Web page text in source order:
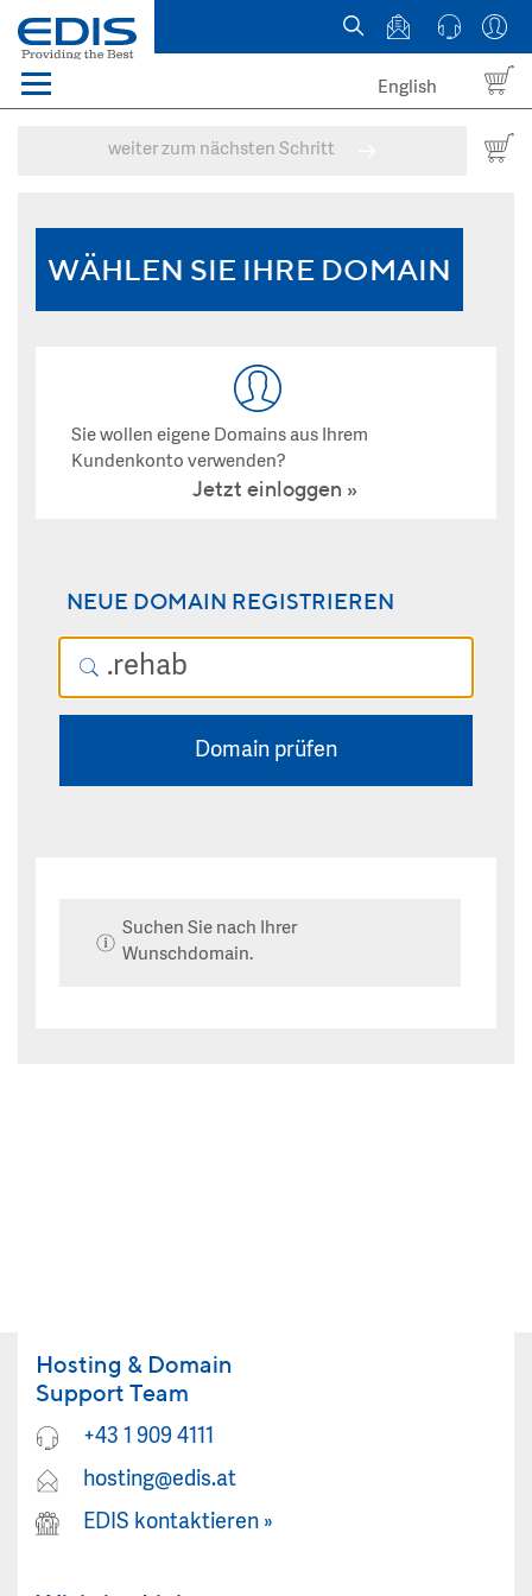
Menü
Domains
News
English
weiter zum nächsten Schritt
WÄHLEN SIE IHRE DOMAIN
Sie wollen eigene Domains aus Ihrem
Kundenkonto verwenden?
Jetzt einloggen
NEUE DOMAIN REGISTRIEREN
Domain prüfen
Suchen Sie nach Ihrer
Wunschdomain.
Hosting & Domain
Support Team
+43 1 909 4111
hosting@edis.at
EDIS kontaktieren »